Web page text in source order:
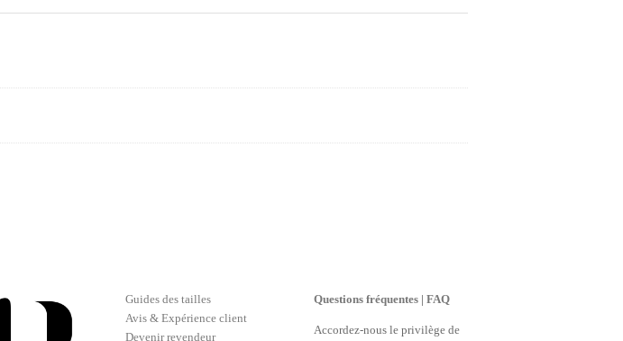
Guides des tailles
Avis & Expérience client
Devenir revendeur
Questions fréquentes | FAQ
Accordez-nous le privilège de